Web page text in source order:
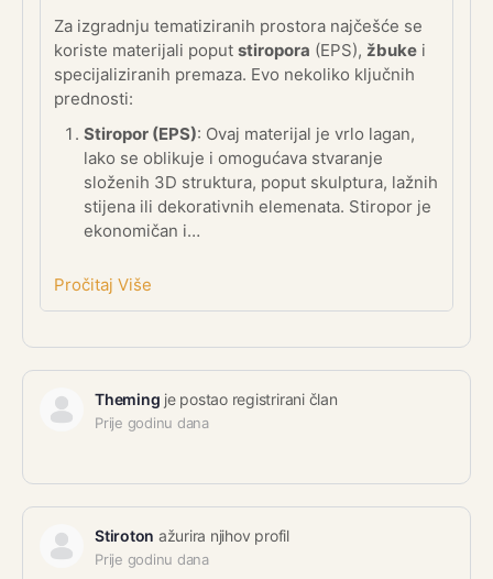
Za izgradnju tematiziranih prostora najčešće se
koriste materijali poput stiropora (EPS), žbuke i
specijaliziranih premaza. Evo nekoliko ključnih
prednosti:
Stiropor (EPS): Ovaj materijal je vrlo lagan,
lako se oblikuje i omogućava stvaranje
složenih 3D struktura, poput skulptura, lažnih
stijena ili dekorativnih elemenata. Stiropor je
ekonomičan i…
Pročitaj Više
Theming je postao registrirani član
Prije godinu dana
Stiroton ažurira njihov profil
Prije godinu dana